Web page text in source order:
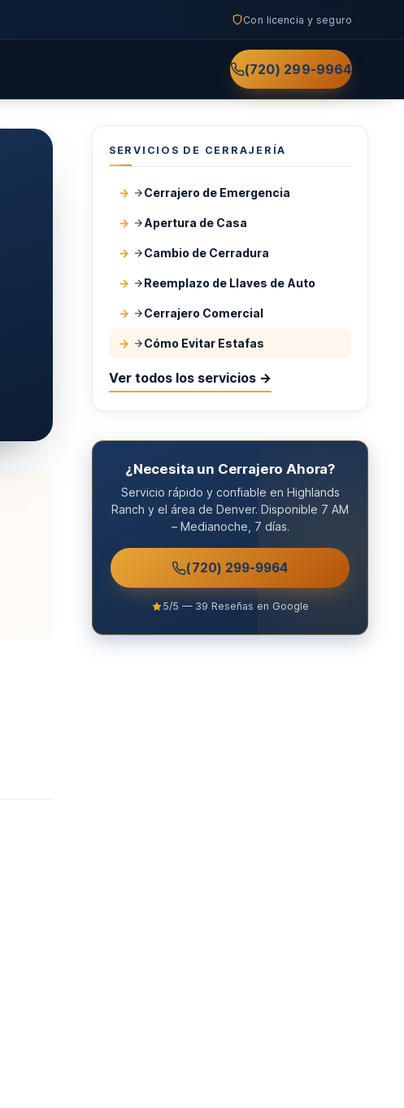
Con licencia y seguro
(720) 299-9964
SERVICIOS DE CERRAJERÍA
Cerrajero de Emergencia
Apertura de Casa
Cambio de Cerradura
Reemplazo de Llaves de Auto
Cerrajero Comercial
Cómo Evitar Estafas
Ver todos los servicios →
¿Necesita un Cerrajero Ahora?
Servicio rápido y confiable en Highlands
Ranch y el área de Denver. Disponible 7 AM
– Medianoche, 7 días.
(720) 299-9964
5/5 — 39 Reseñas en Google